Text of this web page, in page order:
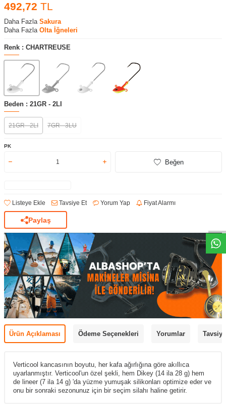
492,72 TL
Daha Fazla Sakura
Daha Fazla Olta İğneleri
Renk : CHARTREUSE
Beden : 21GR - 2LI
21GR - 2LI 7GR - 3LU
PK
Beğen
Listeye Ekle Tavsiye Et Yorum Yap Fiyat Alarmı
Paylaş
Ürün Açıklaması Ödeme Seçenekleri Yorumlar
Verticool kancasının boyutu, her kafa ağırlığına göre akıllıca
uyarlanmıştır. Verticool'un özel şekli, hem Dikey (14 ila 28 g) hem
de lineer (7 ila 14 g) 'da yüzme yumuşak silikonları optimize eder ve
onu bir sonraki sezonunuz için bir seçim silahı haline getirir.